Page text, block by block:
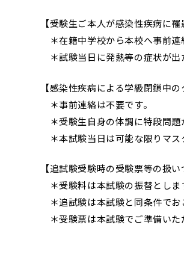
【受験生ご本人が感染性疾病に
＊在籍中学校から本校へ事前連
＊試験当日に発熱等の症状が
【感染性疾病による学級閉鎖中
＊事前連絡は不要です。
＊受験生自身の体調に特段問題
＊本試験当日は可能な限りマス
【追試験受験時の受験票等の扱い
＊受験料は本試験の振替としま
＊追試験は本試験と同条件でお
＊受験票は本試験でご準備いた